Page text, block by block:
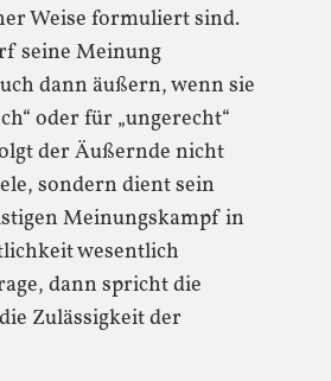
Weise formuliert sind.
seine Meinung
dann äußern, wenn sie
oder für „ungerecht“
der Äußernde nicht
sondern dient sein
Meinungskampf in
wesentlich
dann spricht die
Zulässigkeit der